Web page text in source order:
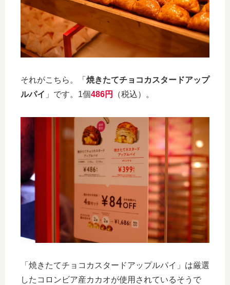
それがこちら。「 焼きたてチョコカスタードアップ
ルパイ 」です。1個486円 （税込）。
「焼きたてチョコカスタードアップルパイ」は厳選
したコロンビア産カカオが使用されているそうで